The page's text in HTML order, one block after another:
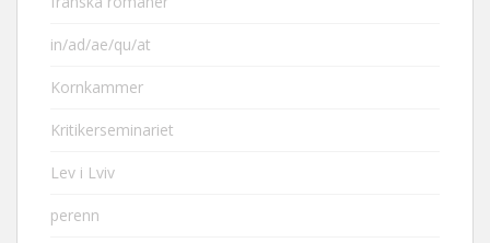
in/ad/ae/qu/at
Kornkammer
Kritikerseminariet
Lev i Lviv
perenn